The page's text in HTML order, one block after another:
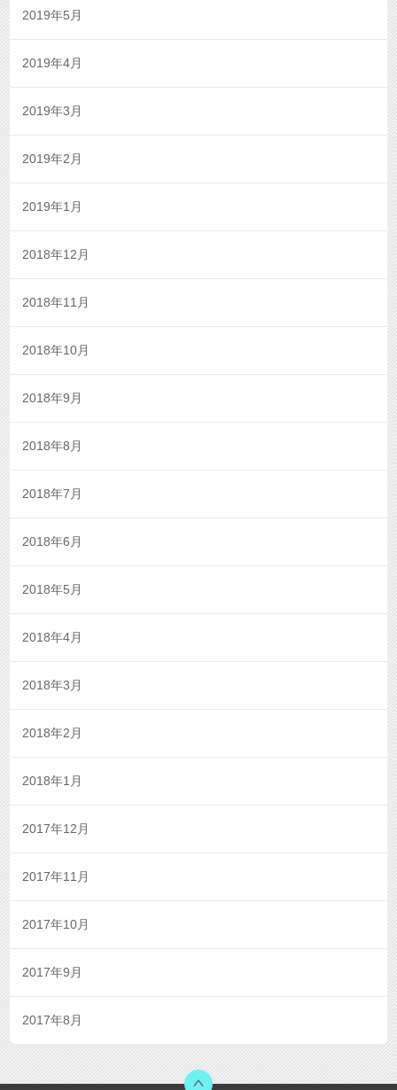
2019年5月
2019年4月
2019年3月
2019年2月
2019年1月
2018年12月
2018年11月
2018年10月
2018年9月
2018年8月
2018年7月
2018年6月
2018年5月
2018年4月
2018年3月
2018年2月
2018年1月
2017年12月
2017年11月
2017年10月
2017年9月
2017年8月